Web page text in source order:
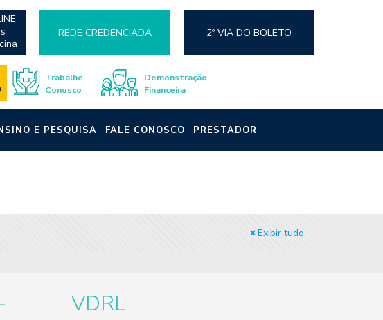
REDE CREDENCIADA 2º VIA DO BOLETO
Trabalhe
Conosco
Demonstração
Financeira
E PESQUISA FALE CONOSCO PRESTADOR
Exibir tudo
VDRL